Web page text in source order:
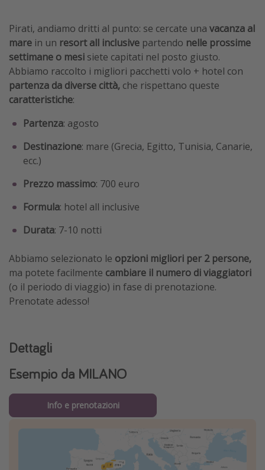
Calendario di viaggio
Festività del 2026
Città più visitate
Pirati, andiamo dritti al punto: se cercate una vacanza al
mare in un resort all inclusive partendo nelle prossime
settimane o mesi siete capitati nel posto giusto.
Abbiamo raccolto i migliori pacchetti volo + hotel con
partenza da diverse città, che rispettano queste
caratteristiche:
Partenza: agosto
Destinazione: mare (Grecia, Egitto, Tunisia, Canarie,
ecc.)
Prezzo massimo: 700 euro
Formula: hotel all inclusive
Durata: 7-10 notti
Abbiamo selezionato le opzioni migliori per 2 persone,
ma potete facilmente cambiare il numero di viaggiatori
(o il periodo di viaggio) in fase di prenotazione.
Prenotate adesso!
Dettagli
Esempio da MILANO
Info e prenotazioni